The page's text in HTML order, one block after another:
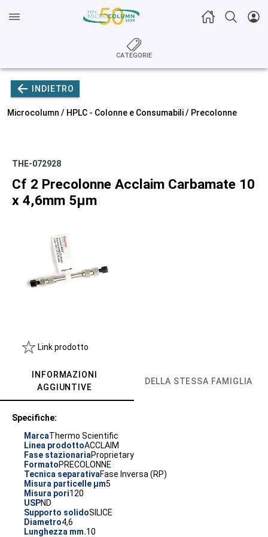
CATEGORIE
INDIETRO
Microcolumn / HPLC - Colonne e Consumabili/ Precolonne
THE-072928
Cf 2 Precolonne Acclaim Carbamate 10
x 4,6mm 5µm
Link prodotto
INFORMAZIONI
AGGIUNTIVE
DELLA STESSA FAMIGLIA
Specifiche:
MarcaThermo Scientific
Linea prodottoACCLAIM
Fase stazionariaProprietary
FormatoPRECOLONNE
Tecnica separativaFase Inversa (RP)
Misura particelle µm5
Misura pori120
USPND
Supporto solidoSILICE
Diametro4,6
Lunghezza mm.10